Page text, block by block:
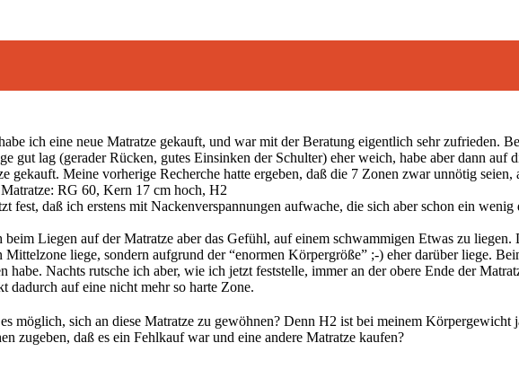
ich eine neue Matratze gekauft, und war mit der Beratung eigentlich sehr zufrieden.
gut lag (gerader Rücken, gutes Einsinken der Schulter) eher weich, habe aber dann auf
gekauft. Meine vorherige Recherche hatte ergeben, daß die 7 Zonen zwar unnötig seien,
RG 60, Kern 17 cm hoch, H2
fest, daß ich erstens mit Nackenverspannungen aufwache, die sich aber schon ein
beim Liegen auf der Matratze aber das Gefühl, auf einem schwammigen Etwas zu
Mittelzone liege, sondern aufgrund der “enormen Körpergröße” ;-) eher darüber liege.
habe. Nachts rutsche ich aber, wie ich jetzt feststelle, immer an der obere Ende der
dadurch auf eine nicht mehr so harte Zone.
möglich, sich an diese Matratze zu gewöhnen? Denn H2 ist bei meinem
zugeben, daß es ein Fehlkauf war und eine andere Matratze kaufen?